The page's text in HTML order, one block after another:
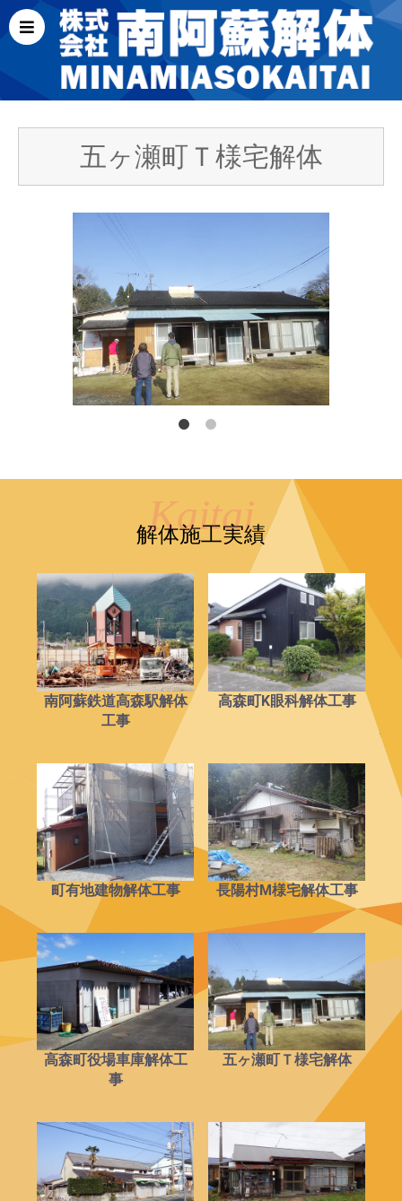
五ヶ瀬町Ｔ様宅解体
解体施工実績
南阿蘇鉄道高森駅解体
工事
高森町K眼科解体工事
町有地建物解体工事 長陽村M様宅解体工事
高森町役場車庫解体工
事
五ヶ瀬町Ｔ様宅解体